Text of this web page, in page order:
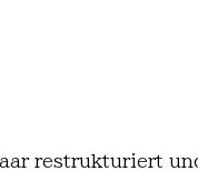
restrukturiert